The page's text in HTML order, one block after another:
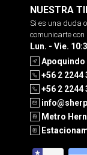
NUESTRA
Si es una duda
comunicarte con
Lun. - Vie.
Apoquindo
+56 2 2244
+56 2 2244
Metro